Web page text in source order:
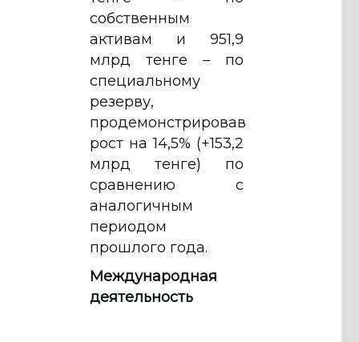
собственным
активам и 951,9
млрд тенге – по
специальному
резерву,
продемонстрировав
рост на 14,5% (+153,2
млрд тенге) по
сравнению с
аналогичным
периодом
прошлого года.
Международная
деятельность